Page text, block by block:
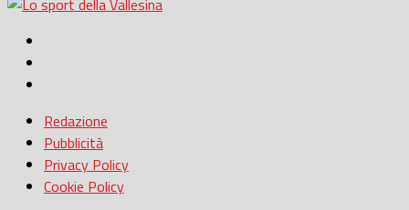
Redazione
Pubblicità
Privacy Policy
Cookie Policy